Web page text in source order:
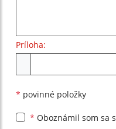
Príloha:
* povinné položky
* Oboznámil som sa